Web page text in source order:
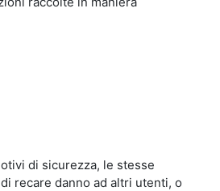
di sicurezza, le stesse
recare danno ad altri utenti, o